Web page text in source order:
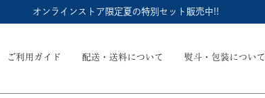
オンラインストア限定夏の特別セット販売中!!
ご利用ガイド 配送・送料について 熨斗・包装について